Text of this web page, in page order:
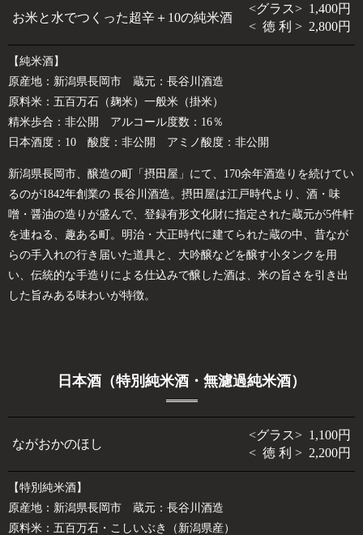
お米と水でつくった超辛＋10の純米酒
<グラス> 1,400円
< 徳 利 > 2,800円
【純米酒】
原産地：新潟県長岡市 蔵元：長谷川酒造
原料米：五百万石（麹米） 一般米（掛米）
精米歩合：非公開 アルコール度数：16％
日本酒度：10 酸度：非公開 アミノ酸度：非公開
新潟県長岡市、醸造の町「摂田屋」にて、170余年酒造りを続けてい
るのが1842年創業の 長谷川酒造。摂田屋は江戸時代より、酒・味
噌・醤油の造りが盛んで、登録有形文化財に指定された蔵元が5件軒
を連ねる、趣ある町。明治・大正時代に建てられた蔵の中、昔なが
らの手入れの行き届いた道具と、大吟醸などを醸す小タンクを用
い、伝統的な手造りによる仕込みで醸した酒は、米の旨さを引き出
した旨みある味わいが特徴。
日本酒（特別純米酒・無濾過純米酒）
ながおかのほし
<グラス> 1,100円
< 徳 利 > 2,200円
【特別純米酒】
原産地：新潟県長岡市 蔵元：長谷川酒造
原料米：五百万石・こしいぶき（新潟県産）